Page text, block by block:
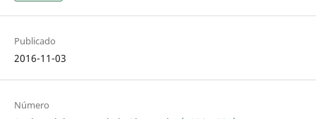
Publicado
2016-11-03
Número